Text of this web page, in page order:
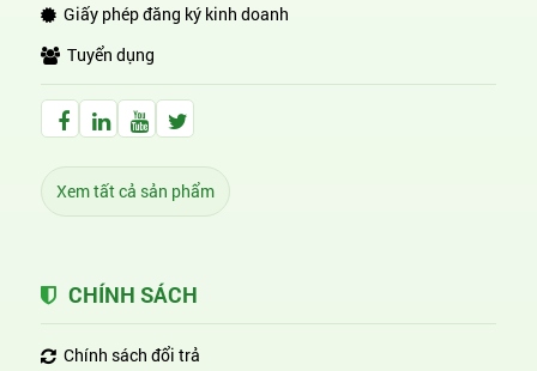
Giấy phép đăng ký kinh doanh
Tuyển dụng
Facebook Huỳnh Gia Alpha
LinkedIn Huỳnh Gia Alpha
YouTube Huỳnh Gia Alpha
Twitter Huỳnh Gia Alpha
Xem tất cả sản phẩm
CHÍNH SÁCH
Chính sách đổi trả